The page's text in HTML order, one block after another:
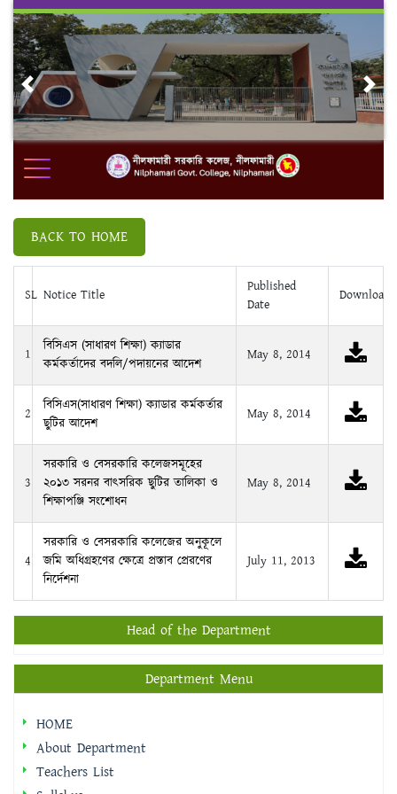
Skip
content
Previous
BACK TO HOME
SL Notice Title
Published
Date
Download
1
বিসিএস (সাধারণ শিক্ষা) ক্যাডার
কর্মকর্তাদের বদলি/পদায়নের আদেশ
May 8, 2014
2
বিসিএস(সাধারণ শিক্ষা) ক্যাডার কর্মকর্তার
ছুটির আদেশ
May 8, 2014
3
সরকারি ও বেসরকারি কলেজসমূহের
২০১৩ সরনর বাৎসরিক ছুটির তালিকা ও
শিক্ষাপঞ্জি সংশোধন
May 8, 2014
4
সরকারি ও বেসরকারি কলেজের অনুকূলে
জমি অধিগ্রহণের ক্ষেত্রে প্রস্তাব প্রেরণের
নির্দেশনা
July 11, 2013
Head of the Department
Department Menu
HOME
About Department
Teachers List